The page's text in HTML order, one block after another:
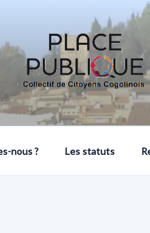
DE CITOYENS
nous ? Les statuts